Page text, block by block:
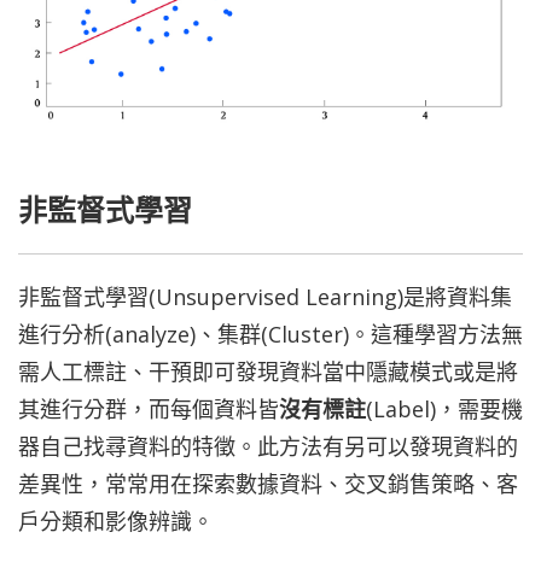
非監督式學習
非監督式學習(Unsupervised Learning)是將資料集
進行分析(analyze) 、集群(Cluster)。這種學習方法無
需人工標註、干預即可發現資料當中隱藏模式或是將
其進行分群，而每個資料皆沒有標註(Label)，需要機
器自己找尋資料的特徵。此方法有另可以發現資料的
差異性，常常用在探索數據資料、交叉銷售策略、客
戶分類和影像辨識。